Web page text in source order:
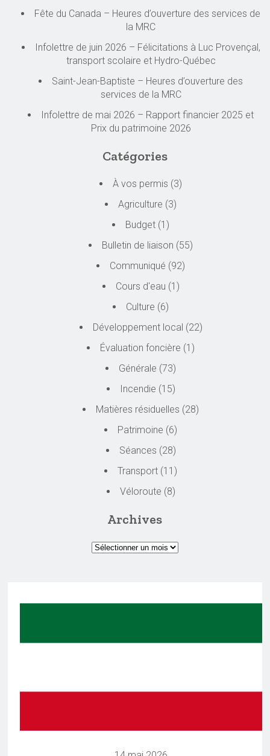
Fête du Canada – Heures d’ouverture des services de
la MRC
Infolettre de juin 2026 – Félicitations à Luc Provençal,
transport scolaire et Hydro-Québec
Saint-Jean-Baptiste – Heures d’ouverture des
services de la MRC
Infolettre de mai 2026 – Rapport financier 2025 et
Prix du patrimoine 2026
Catégories
À vos permis (3)
Agriculture (3)
Budget (1)
Bulletin de liaison (55)
Communiqué (92)
Cours d'eau (1)
Culture (6)
Développement local (22)
Évaluation foncière (1)
Générale (73)
Incendie (15)
Matières résiduelles (28)
Patrimoine (6)
Séances (28)
Transport (11)
Véloroute (8)
Archives